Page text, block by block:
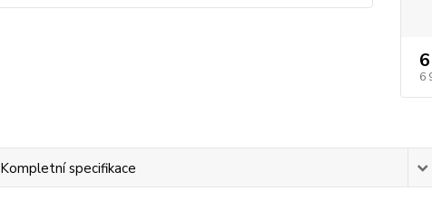
6
Kompletní specifikace